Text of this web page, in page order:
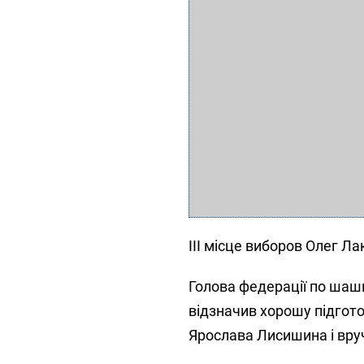
ІІІ місце виборов Олег
Голова федерації по
відзначив хорошу
Ярослава Лисишина і